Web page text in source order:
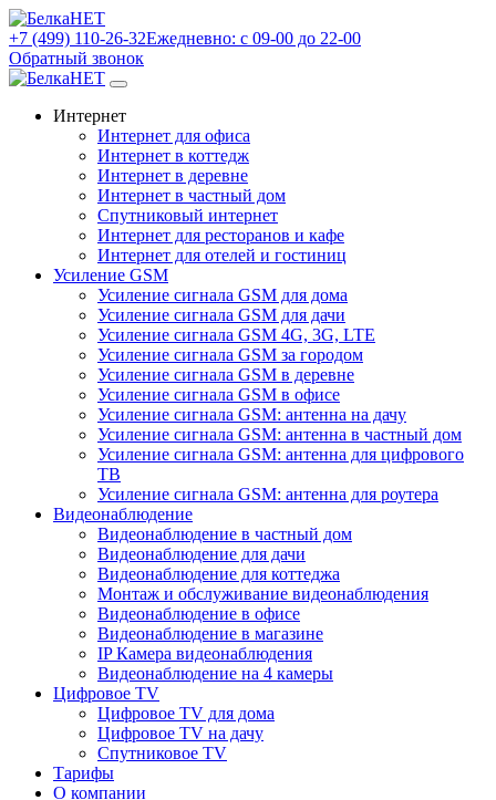
+7 (499) 110-26-32Ежедневно: с 09-00 до 22-00
Обратный звонок
Интернет
Интернет для офиса
Интернет в коттедж
Интернет в деревне
Интернет в частный дом
Спутниковый интернет
Интернет для ресторанов и кафе
Интернет для отелей и гостиниц
Усиление GSM
Усиление сигнала GSM для дома
Усиление сигнала GSM для дачи
Усиление сигнала GSM 4G, 3G, LTE
Усиление сигнала GSM за городом
Усиление сигнала GSM в деревне
Усиление сигнала GSM в офисе
Усиление сигнала GSM: антенна на дачу
Усиление сигнала GSM: антенна в частный дом
Усиление сигнала GSM: антенна для цифрового
ТВ
Усиление сигнала GSM: антенна для роутера
Видеонаблюдение
Видеонаблюдение в частный дом
Видеонаблюдение для дачи
Видеонаблюдение для коттеджа
Монтаж и обслуживание видеонаблюдения
Видеонаблюдение в офисе
Видеонаблюдение в магазине
IP Камера видеонаблюдения
Видеонаблюдение на 4 камеры
Цифровое TV
Цифровое TV для дома
Цифровое TV на дачу
Спутниковое TV
Тарифы
О компании